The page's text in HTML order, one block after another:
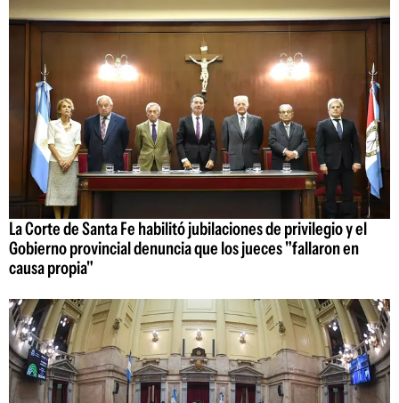
La Corte de Santa Fe habilitó jubilaciones de privilegio y el
Gobierno provincial denuncia que los jueces "fallaron en
causa propia"